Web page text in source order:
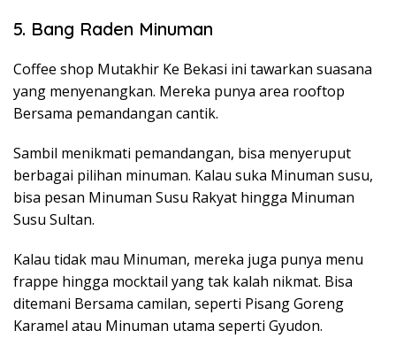
5. Bang Raden Minuman
Coffee shop Mutakhir Ke Bekasi ini tawarkan suasana
yang menyenangkan. Mereka punya area rooftop
Bersama pemandangan cantik.
Sambil menikmati pemandangan, bisa menyeruput
berbagai pilihan minuman. Kalau suka Minuman susu,
bisa pesan Minuman Susu Rakyat hingga Minuman
Susu Sultan.
Kalau tidak mau Minuman, mereka juga punya menu
frappe hingga mocktail yang tak kalah nikmat. Bisa
ditemani Bersama camilan, seperti Pisang Goreng
Karamel atau Minuman utama seperti Gyudon.